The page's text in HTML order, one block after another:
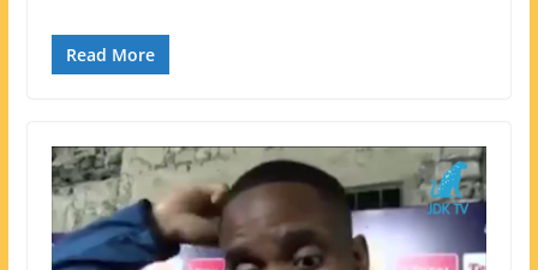
Read More